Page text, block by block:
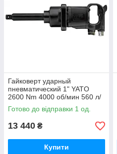
Гайковерт ударный
пневматический 1" YATO
2600 Nm 4000 об/мин 560 л/
мин (YT-0960)
Готово до відправки 1 од.
13 440 ₴
Купити